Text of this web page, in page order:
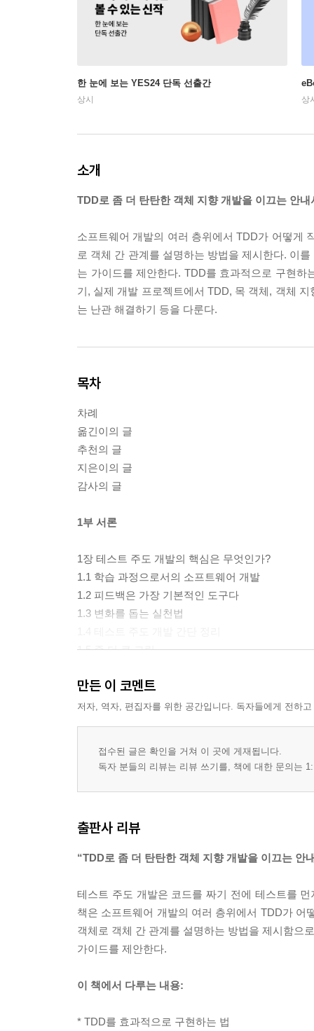
한 눈에 보는 YES24 단독 선출간
상시 상
소개
TDD로 좀 더 탄탄한 객체 지향 개발을 이끄는 안내
소프트웨어 개발의 여러 층위에서 TDD가 어떻게
로 객체 간 관계를 설명하는 방법을 제시한다. 이
는 가이드를 제안한다. TDD를 효과적으로 구현
기, 실제 개발 프로젝트에서 TDD, 목 객체, 객체
는 난관 해결하기 등을 다룬다.
목차
차례
옮긴이의 글
추천의 글
지은이의 글
감사의 글
1부 서론
1장 테스트 주도 개발의 핵심은 무엇인가?
1.1 학습 과정으로서의 소프트웨어 개발
1.2 피드백은 가장 기본적인 도구다
1.3 변화를 돕는 실천법
1.5 좀 더 큰 그림
1.7 테스트의 수준
1.8 외부 품질과 내부 품질
2.1 객체망
2.3 메시지를 따르라
2.5 그래도 가끔은 물어라
2.6 협력 객체의 단위 테스트
3장 도구 소개
3.1 이미 아는 내용이라면 넘어가도 좋다
3.2 간략한 JUnit 4 소개
3.4 jMock2: 목 객체
2부 테스트 주도 개발 과정
만든 이 코멘트
저자, 역자, 편집자를 위한 공간입니다. 독자들에게 전하
접수된 글은 확인을 거쳐 이 곳에 게재됩니다.
독자 분들의 리뷰는 리뷰 쓰기를, 책에 대한 문의는
출판사 리뷰
“TDD로 좀 더 탄탄한 객체 지향 개발을 이끄는 안
테스트 주도 개발은 코드를 짜기 전에 테스트를
책은 소프트웨어 개발의 여러 층위에서 TDD가 어
객체로 객체 간 관계를 설명하는 방법을 제시함으
가이드를 제안한다.
이 책에서 다루는 내용:
* TDD를 효과적으로 구현하는 법